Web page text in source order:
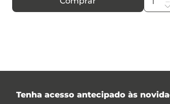
Tenha acesso antecipado às